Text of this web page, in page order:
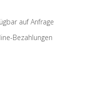
auf Anfrage
Bezahlungen